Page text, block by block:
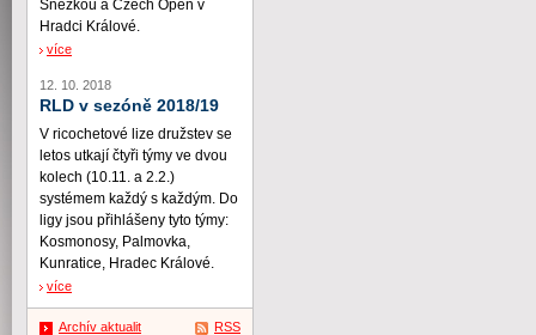
Sněžkou a Czech Open v
Hradci Králové.
více
12. 10. 2018
RLD v sezóně 2018/19
V ricochetové lize družstev se
letos utkají čtyři týmy ve dvou
kolech (10.11. a 2.2.)
systémem každý s každým. Do
ligy jsou přihlášeny tyto týmy:
Kosmonosy, Palmovka,
Kunratice, Hradec Králové.
více
Archív aktualit RSS